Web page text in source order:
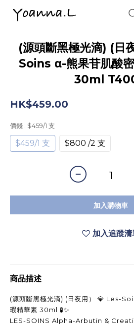
(源頭斷黑極光滴) (日
Soins α-熊果苷肌酸
30ml
HK$459.00
價錢 : $459/1 支
$459/1 支 $800 /2 支
加入購物車
加入追蹤清
商品描述
(源頭斷黑極光滴) (日夜用） 💎 Les-
瑕精華素 30ml 🧪✨
LES-SOINS Alpha-Arbutin &